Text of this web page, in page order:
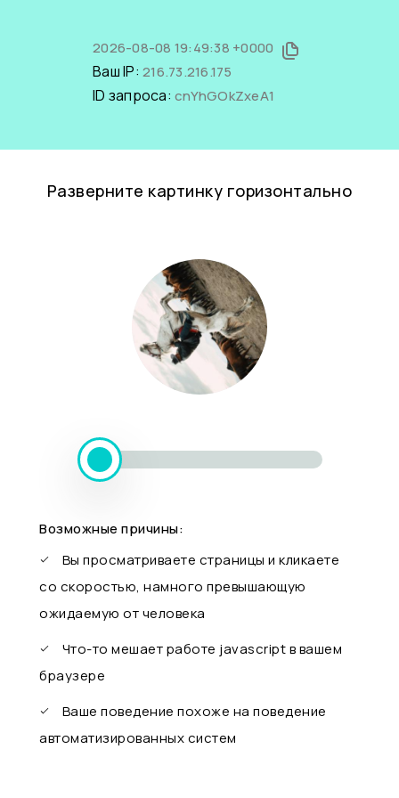
2026-08-08 19:49:38 +0000
Ваш IP: 216.73.216.175
ID запроса: cnYhGOkZxeA1
Разверните картинку горизонтально
Возможные причины:
Вы просматриваете страницы и кликаете
со скоростью, намного превышающую
ожидаемую от человека
Что-то мешает работе javascript в вашем
браузере
Ваше поведение похоже на поведение
автоматизированных систем